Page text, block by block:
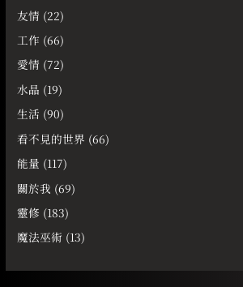
友情 (22)
工作 (66)
愛情 (72)
水晶 (19)
生活 (90)
看不見的世界 (66)
能量 (117)
關於我 (69)
靈修 (183)
魔法巫術 (13)